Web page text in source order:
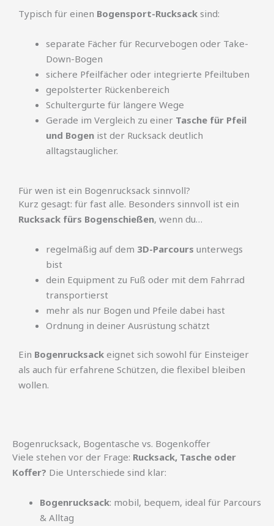
Typisch für einen Bogensport-Rucksack sind:
separate Fächer für Recurvebogen oder Take-
Down-Bogen
sichere Pfeilfächer oder integrierte Pfeiltuben
gepolsterter Rückenbereich
Schultergurte für längere Wege
Gerade im Vergleich zu einer Tasche für Pfeil
und Bogen ist der Rucksack deutlich
alltagstauglicher.
Für wen ist ein Bogenrucksack sinnvoll?
Kurz gesagt: für fast alle. Besonders sinnvoll ist ein
Rucksack fürs Bogenschießen, wenn du…
regelmäßig auf dem 3D-Parcours unterwegs
bist
dein Equipment zu Fuß oder mit dem Fahrrad
transportierst
mehr als nur Bogen und Pfeile dabei hast
Ordnung in deiner Ausrüstung schätzt
Ein Bogenrucksack eignet sich sowohl für Einsteiger
als auch für erfahrene Schützen, die flexibel bleiben
wollen.
Bogenrucksack, Bogentasche vs. Bogenkoffer
Viele stehen vor der Frage: Rucksack, Tasche oder
Koffer? Die Unterschiede sind klar:
Bogenrucksack: mobil, bequem, ideal für Parcours
& Alltag